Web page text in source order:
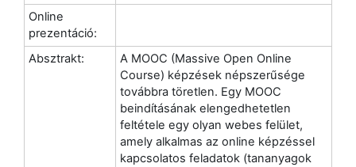
Online
prezentáció:
Absztrakt:
A MOOC (Massive Open Online
Course) képzések népszerűsége
továbbra töretlen. Egy MOOC
beindításának elengedhetetlen
feltétele egy olyan webes felület,
amely alkalmas az online képzéssel
kapcsolatos feladatok (tananyagok